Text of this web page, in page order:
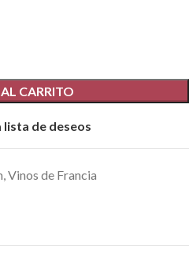
CARRITO
lista de deseos
,Vinos de Francia